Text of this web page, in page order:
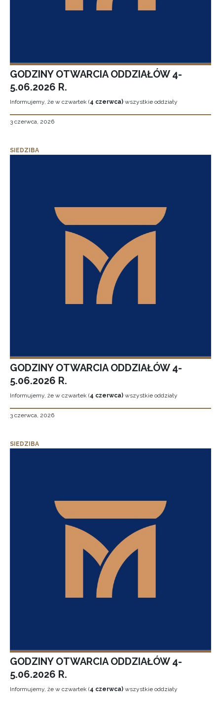
GODZINY OTWARCIA ODDZIAŁÓW 4-
5.06.2026 R.
Informujemy, że w czwartek (4 czerwca) wszystkie oddziały
3 czerwca, 2026
SIEDZIBA
GODZINY OTWARCIA ODDZIAŁÓW 4-
5.06.2026 R.
Informujemy, że w czwartek (4 czerwca) wszystkie oddziały
3 czerwca, 2026
SIEDZIBA
GODZINY OTWARCIA ODDZIAŁÓW 4-
5.06.2026 R.
Informujemy, że w czwartek (4 czerwca) wszystkie oddziały